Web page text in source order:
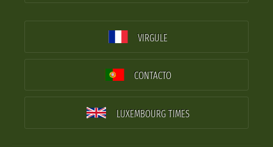
VIRGULE
CONTACTO
LUXEMBOURG TIMES